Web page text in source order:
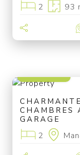
2 93
CHAMBRES
GARAGE
2